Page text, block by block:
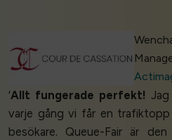
‘Allt fungerade perfekt!
varje gång vi får en
besökare. Queue-Fair är den